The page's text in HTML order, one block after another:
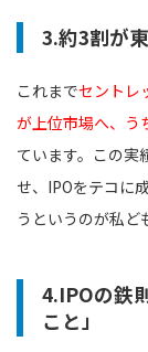
3.約3割が
これまでセントレ
が上位市場へ、う
ています。この実
せ、IPOをテコに
うというのが私ど
4.IPOの鉄
こと」